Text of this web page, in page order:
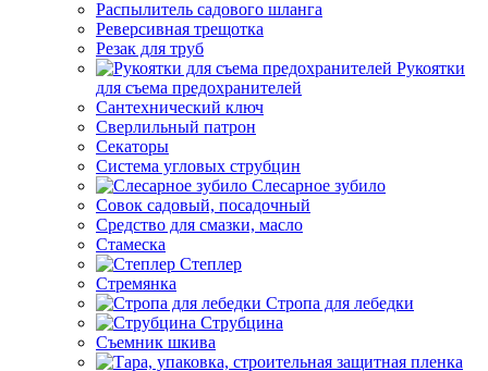
Распылитель садового шланга
Реверсивная трещотка
Резак для труб
Рукоятки
для съема предохранителей
Сантехнический ключ
Сверлильный патрон
Секаторы
Система угловых струбцин
Слесарное зубило
Совок садовый, посадочный
Средство для смазки, масло
Стамеска
Степлер
Стремянка
Стропа для лебедки
Струбцина
Съемник шкива